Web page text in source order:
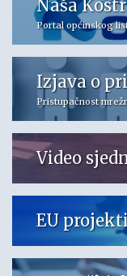
Naša
Portal općinskog
Izjava o
Pristupačnost
Video
EU